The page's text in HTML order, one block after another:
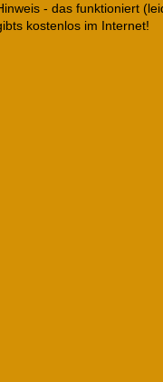
- das funktioniert
kostenlos im Internet!